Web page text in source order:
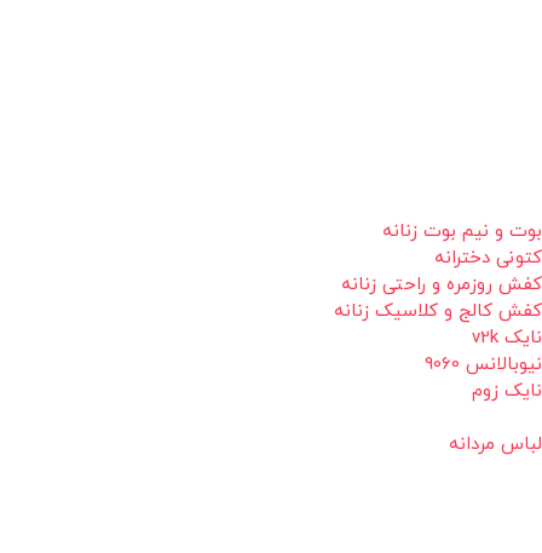
بوت و نیم بوت زنانه
کتونی دخترانه
کفش روزمره و راحتی زنانه
کفش کالج و کلاسیک زنانه
نایک v2k
نیوبالانس 9060
نایک زوم
لباس مردانه